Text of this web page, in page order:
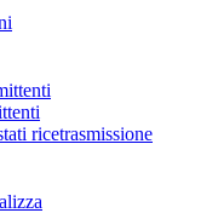
ricetrasmissione